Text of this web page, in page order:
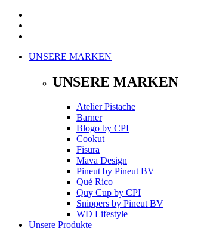
UNSERE MARKEN
UNSERE MARKEN
Atelier Pistache
Barner
Blogo by CPI
Cookut
Fisura
Mava Design
Pineutby Pineut BV
Qué Rico
Quy Cup by CPI
Snippers by Pineut BV
WD Lifestyle
Unsere Produkte